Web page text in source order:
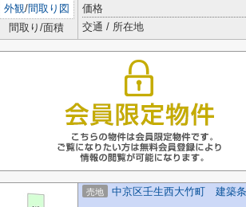
外観/間取り図
間取り/面積
価格
交通 / 所在地
売地 中京区壬生西大竹町 建築